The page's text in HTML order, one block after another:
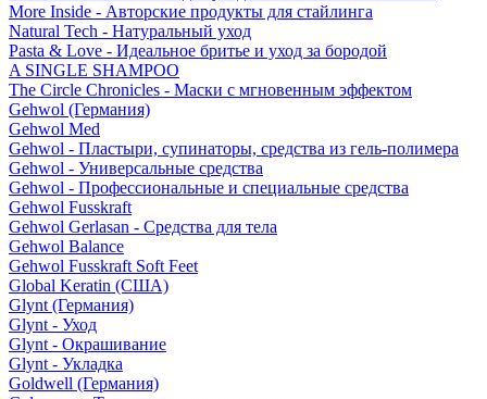
More Inside - Авторские продукты для стайлинга
Natural Tech - Натуральный уход
Pasta & Love - Идеальное бритье и уход за бородой
A SINGLE SHAMPOO
The Circle Chronicles - Маски с мгновенным эффектом
Gehwol (Германия)
Gehwol Med
Gehwol - Пластыри, супинаторы, средства из гель-полимера
Gehwol - Универсальные средства
Gehwol - Профессиональные и специальные средства
Gehwol Fusskraft
Gehwol Gerlasan - Средства для тела
Gehwol Balance
Gehwol Fusskraft Soft Feet
Global Keratin (США)
Glynt (Германия)
Glynt - Уход
Glynt - Окрашивание
Glynt - Укладка
Goldwell (Германия)